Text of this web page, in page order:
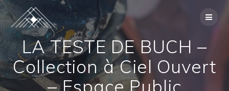
LA TESTE DE BUCH –
Collection à Ciel Ouvert